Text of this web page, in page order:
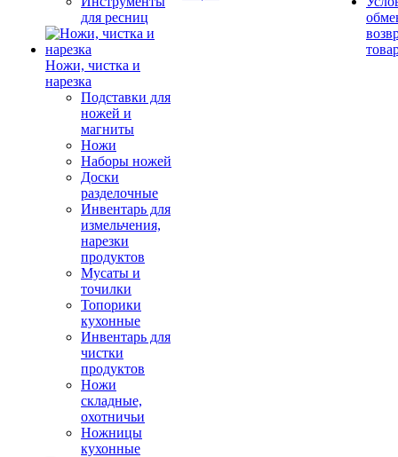
для ресниц
Ножи, чистка и
нарезка
Подставки для
ножей и
магниты
Ножи
Наборы ножей
Доски
разделочные
Инвентарь для
измельчения,
нарезки
продуктов
Мусаты и
точилки
Топорики
кухонные
Инвентарь для
чистки
продуктов
Ножи
складные,
охотничьи
Ножницы
кухонные